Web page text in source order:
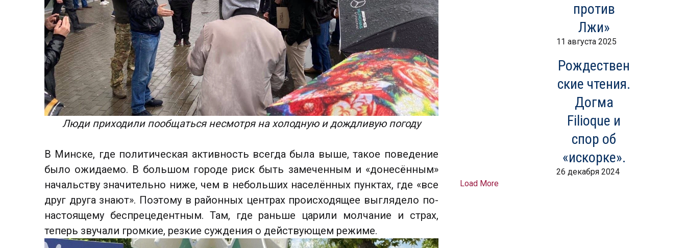
Люди приходили пообщаться несмотря на холодную и дождливую погоду
В Минске, где политическая активность всегда была выше, такое поведение
было ожидаемо. В большом городе риск быть замеченным и «донесённым»
начальству значительно ниже, чем в небольших населённых пунктах, где «все
друг друга знают». Поэтому в районных центрах происходящее выглядело по-
настоящему беспрецедентным. Там, где раньше царили молчание и страх,
теперь звучали громкие, резкие суждения о действующем режиме.
против
Лжи»
11 августа 2025
Рождествен
ские чтения.
Догма
Filioque и
спор об
«искорке».
26 декабря 2024
Load More